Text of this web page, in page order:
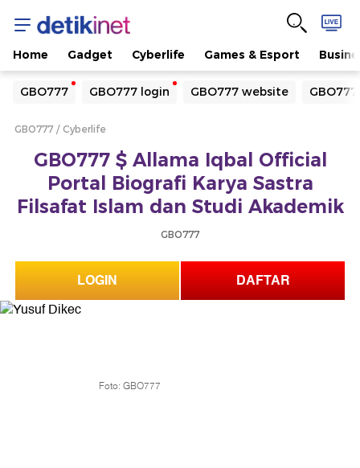
Home Gadget Cyberlife Games & Esport
GBO777 GBO777 login GBO777 website
Yang sedang ramai dicari
Loading...
Loading...
GBO777 Cyberlife
GBO777 $ Allama Iqbal Official
Portal Biografi Karya Sastra
Filsafat Islam dan Studi Akademik
GBO777
LOGIN DAFTAR
Foto: GBO777